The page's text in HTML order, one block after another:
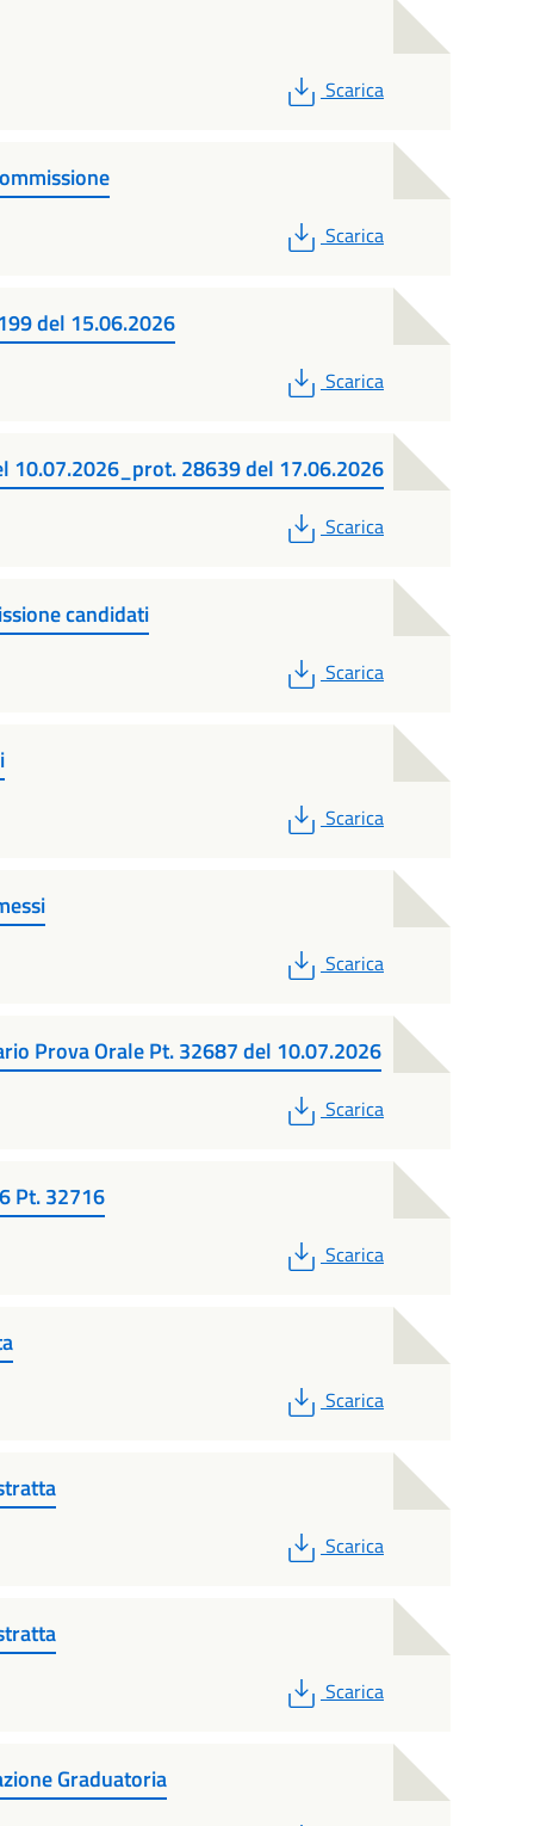
PDF
Scarica
PDF
Scarica
del 15.06.2026
PDF
Scarica
10.07.2026_prot. 28639 del 17.06.2026
PDF
Scarica
candidati
PDF
Scarica
PDF
Scarica
PDF
Scarica
Prova Orale Pt. 32687 del 10.07.2026
PDF
Scarica
Pt. 32716
PDF
Scarica
PDF
Scarica
PDF
Scarica
PDF
Scarica
Graduatoria